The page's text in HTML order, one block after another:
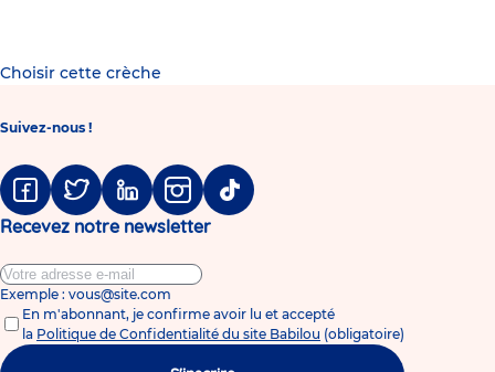
Choisir cette crèche
Suivez-nous !
FacebookTwitter LinkedinInstagramTiktok
Recevez notre newsletter
Exemple : vous@site.com
En m'abonnant, je confirme avoir lu et accepté
la Politique de Confidentialité du site Babilou (obligatoire)